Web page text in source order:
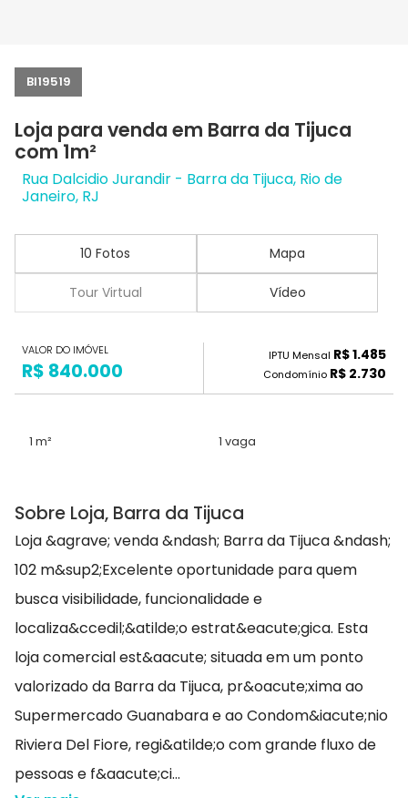
BI19519
Loja para venda em Barra da Tijuca
com 1m²
Rua Dalcidio Jurandir - Barra da Tijuca, Rio de
Janeiro, RJ
10 Fotos Mapa
Tour Virtual Vídeo
VALOR DO IMÓVEL
R$ 840.000
IPTU Mensal R$ 1.485
Condomínio R$ 2.730
1 m² 1 vaga
Sobre Loja, Barra da Tijuca
Loja &agrave; venda &ndash; Barra da Tijuca &ndash;
102 m&sup2;Excelente oportunidade para quem
busca visibilidade, funcionalidade e
localiza&ccedil;&atilde;o estrat&eacute;gica. Esta
loja comercial est&aacute; situada em um ponto
valorizado da Barra da Tijuca, pr&oacute;xima ao
Supermercado Guanabara e ao Condom&iacute;nio
Riviera Del Fiore, regi&atilde;o com grande fluxo de
pessoas e f&aacute;ci...